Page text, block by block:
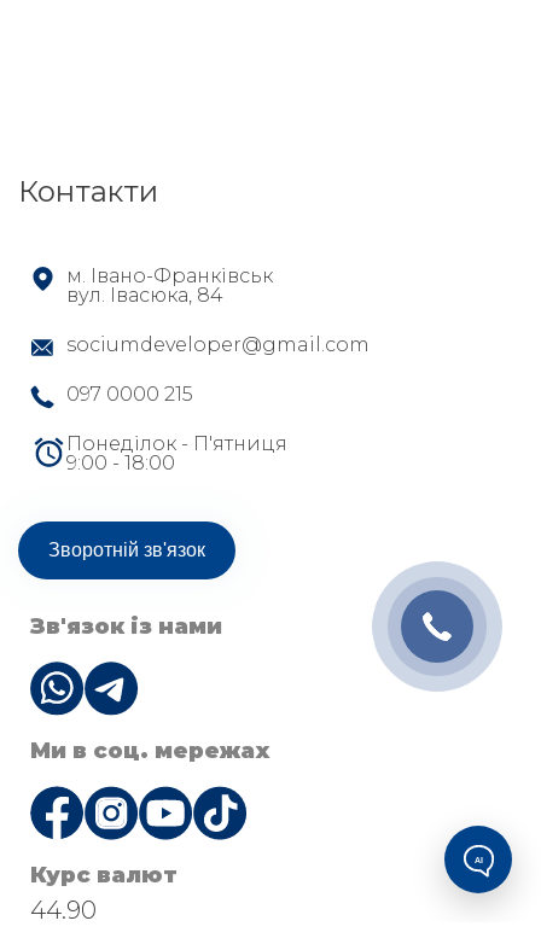
Контакти
м. Івано-Франківськ
вул. Івасюка, 84
sociumdeveloper@gmail.com
097 0000 215
Понеділок - П'ятниця
9:00 - 18:00
Зворотній зв'язок
Зв'язок із нами
Ми в соц. мережах
Курс валют
44.90
AI